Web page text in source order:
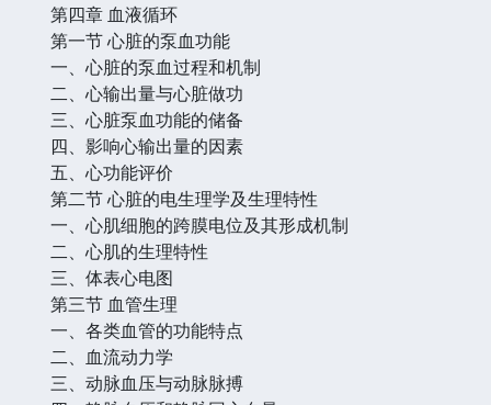
第四章 血液循环
第一节 心脏的泵血功能
一、心脏的泵血过程和机制
二、心输出量与心脏做功
三、心脏泵血功能的储备
四、影响心输出量的因素
五、心功能评价
第二节 心脏的电生理学及生理特性
一、心肌细胞的跨膜电位及其形成机制
二、心肌的生理特性
三、体表心电图
第三节 血管生理
一、各类血管的功能特点
二、血流动力学
三、动脉血压与动脉脉搏